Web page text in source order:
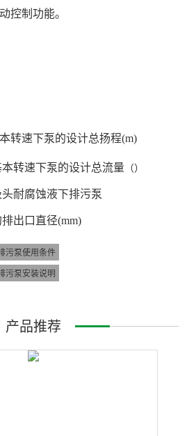
控制功能。
转速下泵的设计总扬程(m)
转速下泵的设计总流量 （）
头耐腐蚀液下排污泵
排出 口直径(mm)
污泵使用条件
污泵安装说明
产品推荐